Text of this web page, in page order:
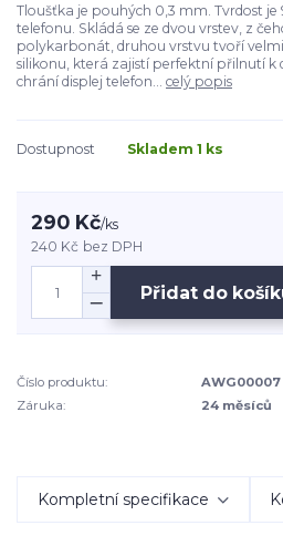
Tloušťka je pouhých 0,3 mm. Tvrdost
telefonu. Skládá se ze dvou vrstev, z
polykarbonát, druhou vrstvu tvoří
silikonu, která zajistí perfektní přilnutí k
chrání displej telefon... celý popis
Dostupnost Skladem 1 ks
290 Kč/ks
240 Kč bez DPH
Přidat do
Číslo produktu:
AWG00007
Záruka:
24 měsíců
Kompletní specifikace